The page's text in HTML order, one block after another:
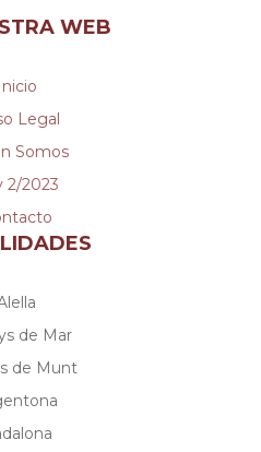
WEB
Inicio
Legal
Somos
2/2023
de Mar
de Munt